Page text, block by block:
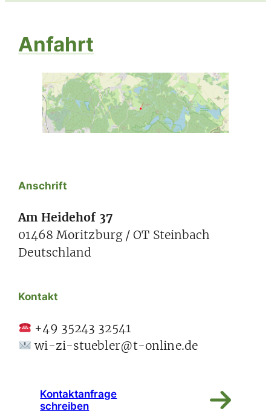
Anfahrt
Anschrift
Am Heidehof 37
01468 Moritzburg / OT Steinbach
Deutschland
Kontakt
+49 35243 32541
wi-zi-stuebler@t-online.de
Kontaktanfrage
schreiben